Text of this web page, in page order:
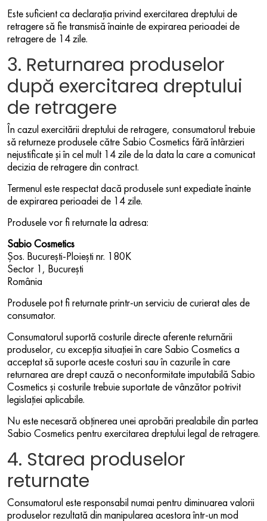
Este suficient ca declarația privind exercitarea dreptului de
retragere să fie transmisă înainte de expirarea perioadei de
retragere de 14 zile.
3. Returnarea produselor
după exercitarea dreptului
de retragere
În cazul exercitării dreptului de retragere, consumatorul trebuie
să returneze produsele către Sabio Cosmetics fără întârzieri
nejustificate și în cel mult 14 zile de la data la care a comunicat
decizia de retragere din contract.
Termenul este respectat dacă produsele sunt expediate înainte
de expirarea perioadei de 14 zile.
Produsele vor fi returnate la adresa:
Sabio Cosmetics
Șos. București-Ploiești nr. 180K
Sector 1, București
România
Produsele pot fi returnate printr-un serviciu de curierat ales de
consumator.
Consumatorul suportă costurile directe aferente returnării
produselor, cu excepția situației în care Sabio Cosmetics a
acceptat să suporte aceste costuri sau în cazurile în care
returnarea are drept cauză o neconformitate imputabilă Sabio
Cosmetics și costurile trebuie suportate de vânzător potrivit
legislației aplicabile.
Nu este necesară obținerea unei aprobări prealabile din partea
Sabio Cosmetics pentru exercitarea dreptului legal de retragere.
4. Starea produselor
returnate
Consumatorul este responsabil numai pentru diminuarea valorii
produselor rezultată din manipularea acestora într-un mod